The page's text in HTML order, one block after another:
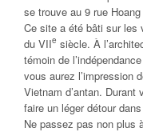
se trouve au 9 rue
Ce site a été bâti sur les
du VIIe siècle. À
témoin de
vous aurez l’impression
Vietnam d’antan. Durant
faire un léger détour
Ne passez pas non plus